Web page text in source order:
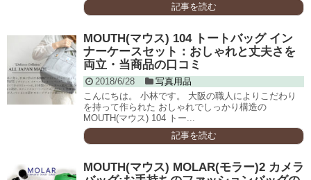
記事を読む
MOUTH(マウス) 104 トートバッグ イン
ナーケースセット：おしゃれと丈夫さを
両立・当商品の口コミ
2018/6/28
写真用品
こんにちは。 小林です。 大阪の職人によりこだわり
を持って作られた おしゃれでしっかり構造の
MOUTH(マウス) 104 トー...
記事を読む
MOUTH(マウス) MOLAR(モラー)2 カメラ